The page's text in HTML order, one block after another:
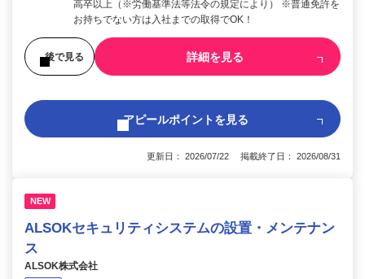
高卒以上（※労働基準法等法令の規定により） ※普通免許を
お持ちでない方は入社までの取得でOK！
後で見る 詳細を見る
アピールポイントを見る
更新日： 2026/07/22 掲載終了日： 2026/08/31
NEW
ALSOKセキュリティシステムの設置・メンテナン
ス
ALSOK株式会社